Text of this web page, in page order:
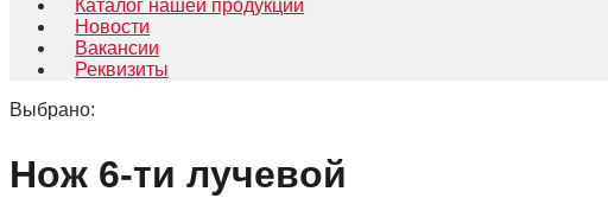
Каталог нашей продукции
Новости
Вакансии
Реквизиты
Выбрано:
Нож 6-ти лучевой